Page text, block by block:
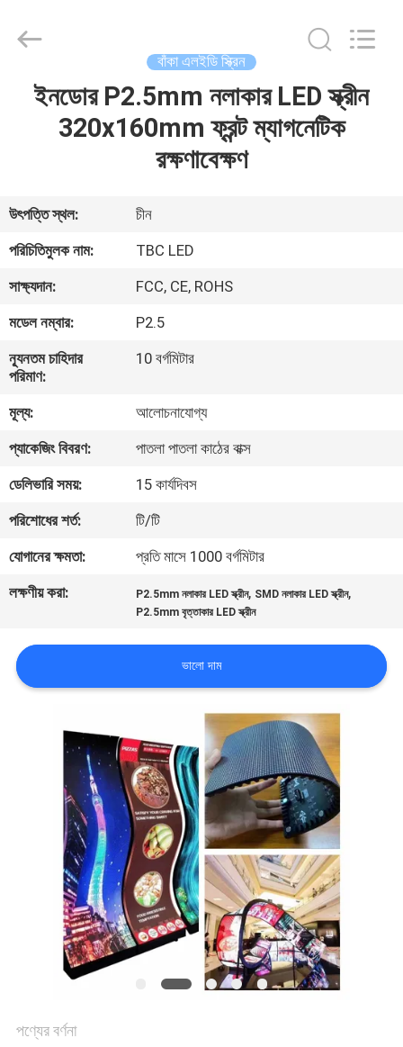
বাড়ি
VR
প্রদর্শন
আমাদের
সম্পর্কে
কারখানা
ভ্রমণ
মান
নিয়ন্ত্রণ
খবর
গোপনীয়তা
Limited.
বাঁকা এলইডি স্ক্রিন
ইনডোর P2.5mm নলাকার LED স্ক্রীন
320x160mm ফ্রন্ট ম্যাগনেটিক
রক্ষণাবেক্ষণ
উৎপত্তি স্থল:
চীন
পরিচিতিমুলক নাম:
TBC LED
সাক্ষ্যদান:
FCC, CE, ROHS
মডেল নম্বার:
P2.5
ন্যূনতম চাহিদার
পরিমাণ:
10 বর্গমিটার
মূল্য:
আলোচনাযোগ্য
প্যাকেজিং বিবরণ:
পাতলা পাতলা কাঠের বাক্স
ডেলিভারি সময়:
15 কার্যদিবস
পরিশোধের শর্ত:
টি/টি
যোগানের ক্ষমতা:
প্রতি মাসে 1000 বর্গমিটার
লক্ষণীয় করা:
P2.5mm নলাকার LED স্ক্রীন, SMD নলাকার LED স্ক্রীন,
P2.5mm বৃত্তাকার LED স্ক্রীন
ভালো দাম
পণ্যের বর্ণনা